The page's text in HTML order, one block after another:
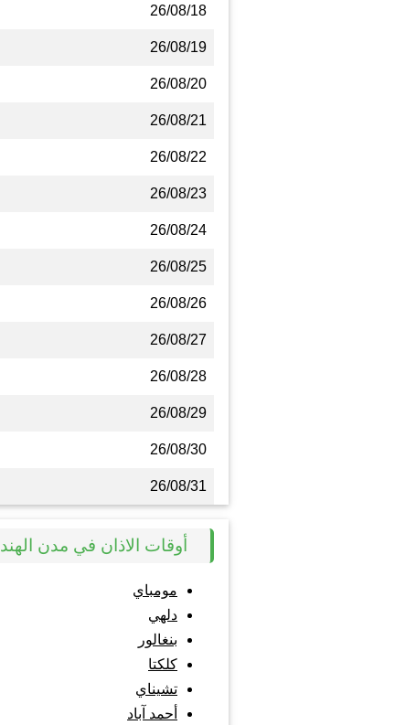
26/08/18
26/08/19
26/08/20
26/08/21
26/08/22
26/08/23
26/08/24
26/08/25
26/08/26
26/08/27
26/08/28
26/08/29
26/08/30
26/08/31
أوقات الاذان في مدن الهند
مومباي
دلهي
بنغالور
كلكتا
تشيناي
أحمد آباد